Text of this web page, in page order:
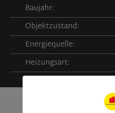
Baujahr:
Objektzustand:
Energiequelle:
Heizungsart: